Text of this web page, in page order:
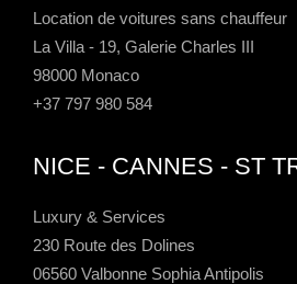
Location de voitures sans chauffeur
La Villa - 19, Galerie Charles III
98000 Monaco
+37 797 980 584
NICE - CANNES - ST
Luxury & Services
230 Route des Dolines
06560 Valbonne Sophia Antipolis